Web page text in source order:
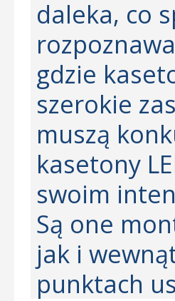
daleka, co
gdzie
szerokie
muszą
kasetony
swoim
Są one
jak i
punktach